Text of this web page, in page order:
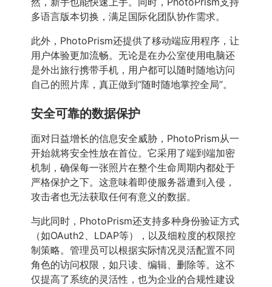
多语言版本切换，满足国际化团队协作需求。
此外，PhotoPrism还提供了移动端应用程序，让
用户体验更加流畅。无论是在办公室使用电脑还
是外出旅行携带手机，用户都可以随时随地访问
自己的照片库，真正做到“随时随地掌控全局”。
安全可靠的数据保护
面对日益增长的信息安全威胁，PhotoPrism从一
开始就将安全性放在首位。它采用了端到端加密
机制，确保每一张照片在整个生命周期内都处于
严格保护之下。这意味着即使服务器遭到入侵，
攻击者也无法获取任何有意义的数据。
与此同时，PhotoPrism还支持多种身份验证方式
（如OAuth2、LDAP等），以及细粒度的权限控
制策略。管理员可以根据实际情况灵活配置不同
角色的访问权限，如只读、编辑、删除等。这不
仅提高了系统的灵活性，也为企业的合规性建设